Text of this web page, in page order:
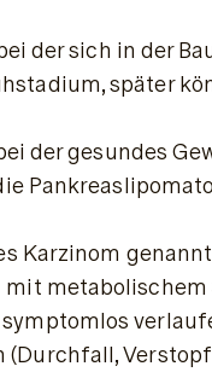
der sich in der
später
der gesundes
Karzinom
metabolischem
(Durchfall,